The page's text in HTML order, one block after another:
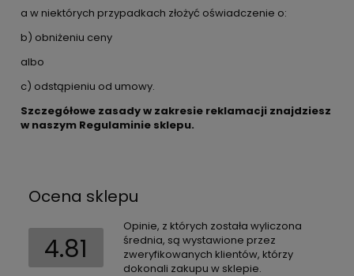
a w niektórych przypadkach złożyć oświadczenie o:
b) obniżeniu ceny
albo
c) odstąpieniu od umowy.
Szczegółowe zasady w zakresie reklamacji znajdziesz
w naszym Regulaminie sklepu.
Ocena sklepu
4.81
Opinie, z których została wyliczona
średnia, są wystawione przez
zweryfikowanych klientów, którzy
dokonali zakupu w sklepie.